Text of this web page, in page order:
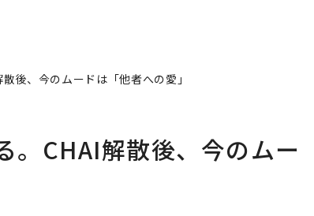
後、今のムードは「他者への愛」
。CHAI解散後、今のムー